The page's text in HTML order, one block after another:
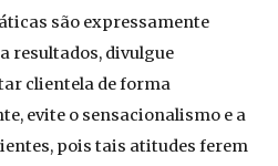
são expressamente
resultados, divulgue
clientela de forma
evite o sensacionalismo e a
pois tais atitudes ferem